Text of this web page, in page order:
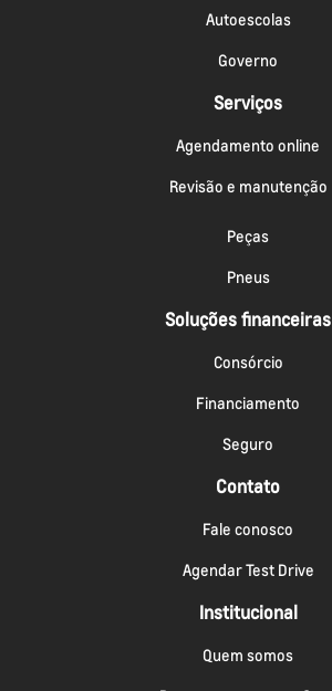
Autoescolas
Governo
Serviços
Agendamento online
Revisão e manutenção
Peças
Pneus
Soluções financeiras
Consórcio
Financiamento
Seguro
Contato
Fale conosco
Agendar Test Drive
Institucional
Quem somos